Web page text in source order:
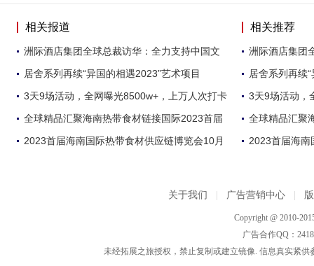
相关报道
洲际酒店集团全球总裁访华：全力支持中国文
居舍系列再续“异国的相遇2023”艺术项目
3天9场活动，全网曝光8500w+，上万人次打卡
全球精品汇聚海南热带食材链接国际2023首届
2023首届海南国际热带食材供应链博览会10月
相关推荐
洲际酒店集团
居舍系列再续
3天9场活动，
全球精品汇聚
2023首届海南
关于我们 广告营销中心
Copyright @ 2010-
广告合作QQ：
未经拓展之旅授权，禁止复制或建立镜像. 信息真实紧